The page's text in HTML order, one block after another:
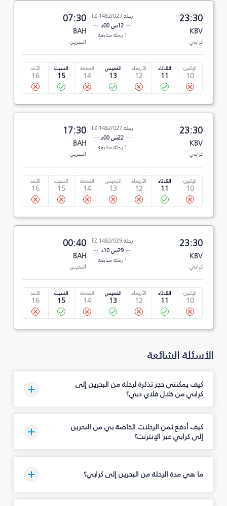
23:30
KBV
كرابي
رحلة FZ 1482/023
12س 00د
1 رحلة متابعة
07:30
BAH
البحرين
الإثنين
10
الثلاثاء
11
الأربعاء
12
الخميس
13
الجمعة
14
السبت
15
الأحد
16
23:30
KBV
كرابي
رحلة FZ 1482/027
22س 00د
1 رحلة متابعة
17:30
BAH
البحرين
الإثنين
10
الثلاثاء
11
الأربعاء
12
الخميس
13
الجمعة
14
السبت
15
الأحد
16
23:30
KBV
كرابي
رحلة FZ 1482/029
29س 10د
1 رحلة متابعة
00:40
BAH
البحرين
الإثنين
10
الثلاثاء
11
الأربعاء
12
الخميس
13
الجمعة
14
السبت
15
الأحد
16
الأسئلة الشائعة
كيف يمكنني حجز تذكرة لرحلة من البحرين إلى
كرابي من خلال فلاي دبي؟
كيف أدفع ثمن الرحلات الخاصة بي من البحرين
إلى كرابي عبر الإنترنت؟
ما هي مدة الرحلة من البحرين إلى كرابي؟